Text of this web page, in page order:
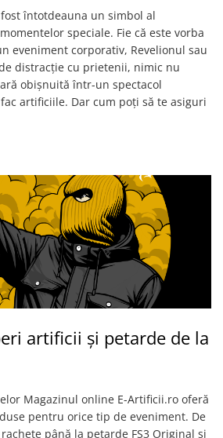
întotdeauna un simbol al
speciale. Fie că este vorba
eveniment corporativ, Revelionul sau
distracție cu prietenii, nimic nu
obișnuită într-un spectacol
artificiile. Dar cum poți să te asiguri
artificii și petarde de la
Magazinul online E-Artificii.ro oferă
pentru orice tip de eveniment. De
până la petarde FS3 Original și